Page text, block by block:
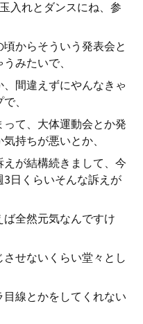
入れとダンスにね、参
からそういう発表会と
みたいで、
間違えずにやんなきゃ
、
て、大体運動会とか発
持ちが悪いとか、
が結構続きまして、今
日くらいそんな訴えが
全然元気なんですけ
せないくらい堂々とし
線とかをしてくれない